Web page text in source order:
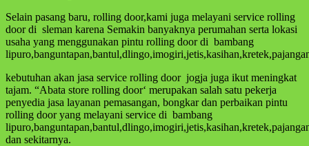
Selain pasang baru, rolling door,kami juga melayani service rolling
door di sleman karena Semakin banyaknya perumahan serta lokasi
usaha yang menggunakan pintu rolling door di bambang
kebutuhan akan jasa service rolling door jogja juga ikut meningkat
tajam. “Abata store rolling door‘ merupakan salah satu pekerja
penyedia jasa layanan pemasangan, bongkar dan perbaikan pintu
rolling door yang melayani service di bambang
dan sekitarnya.